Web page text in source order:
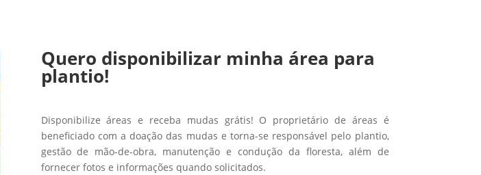
Quero disponibilizar minha área para
plantio!
Disponibilize áreas e receba mudas grátis! O proprietário de áreas é
beneficiado com a doação das mudas e torna-se responsável pelo plantio,
gestão de mão-de-obra, manutenção e condução da floresta, além de
fornecer fotos e informações quando solicitados.